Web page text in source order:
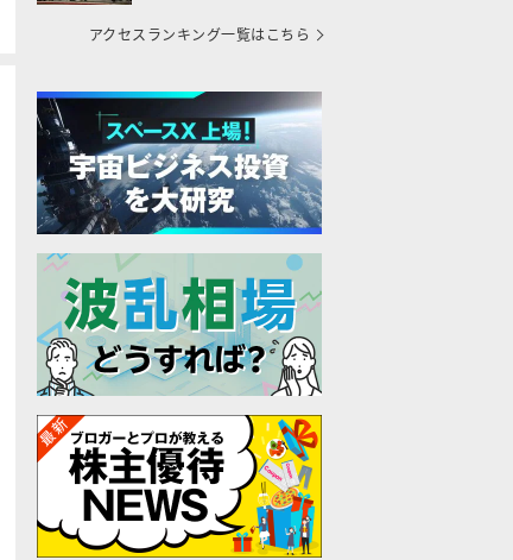
アクセスランキング一覧はこちら